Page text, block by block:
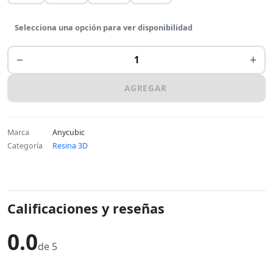
Selecciona una opción para ver disponibilidad
− +
AGREGAR
Marca
Anycubic
Categoría
Resina 3D
Calificaciones y reseñas
0.0de 5